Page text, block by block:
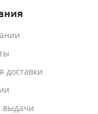
доставки
выдачи